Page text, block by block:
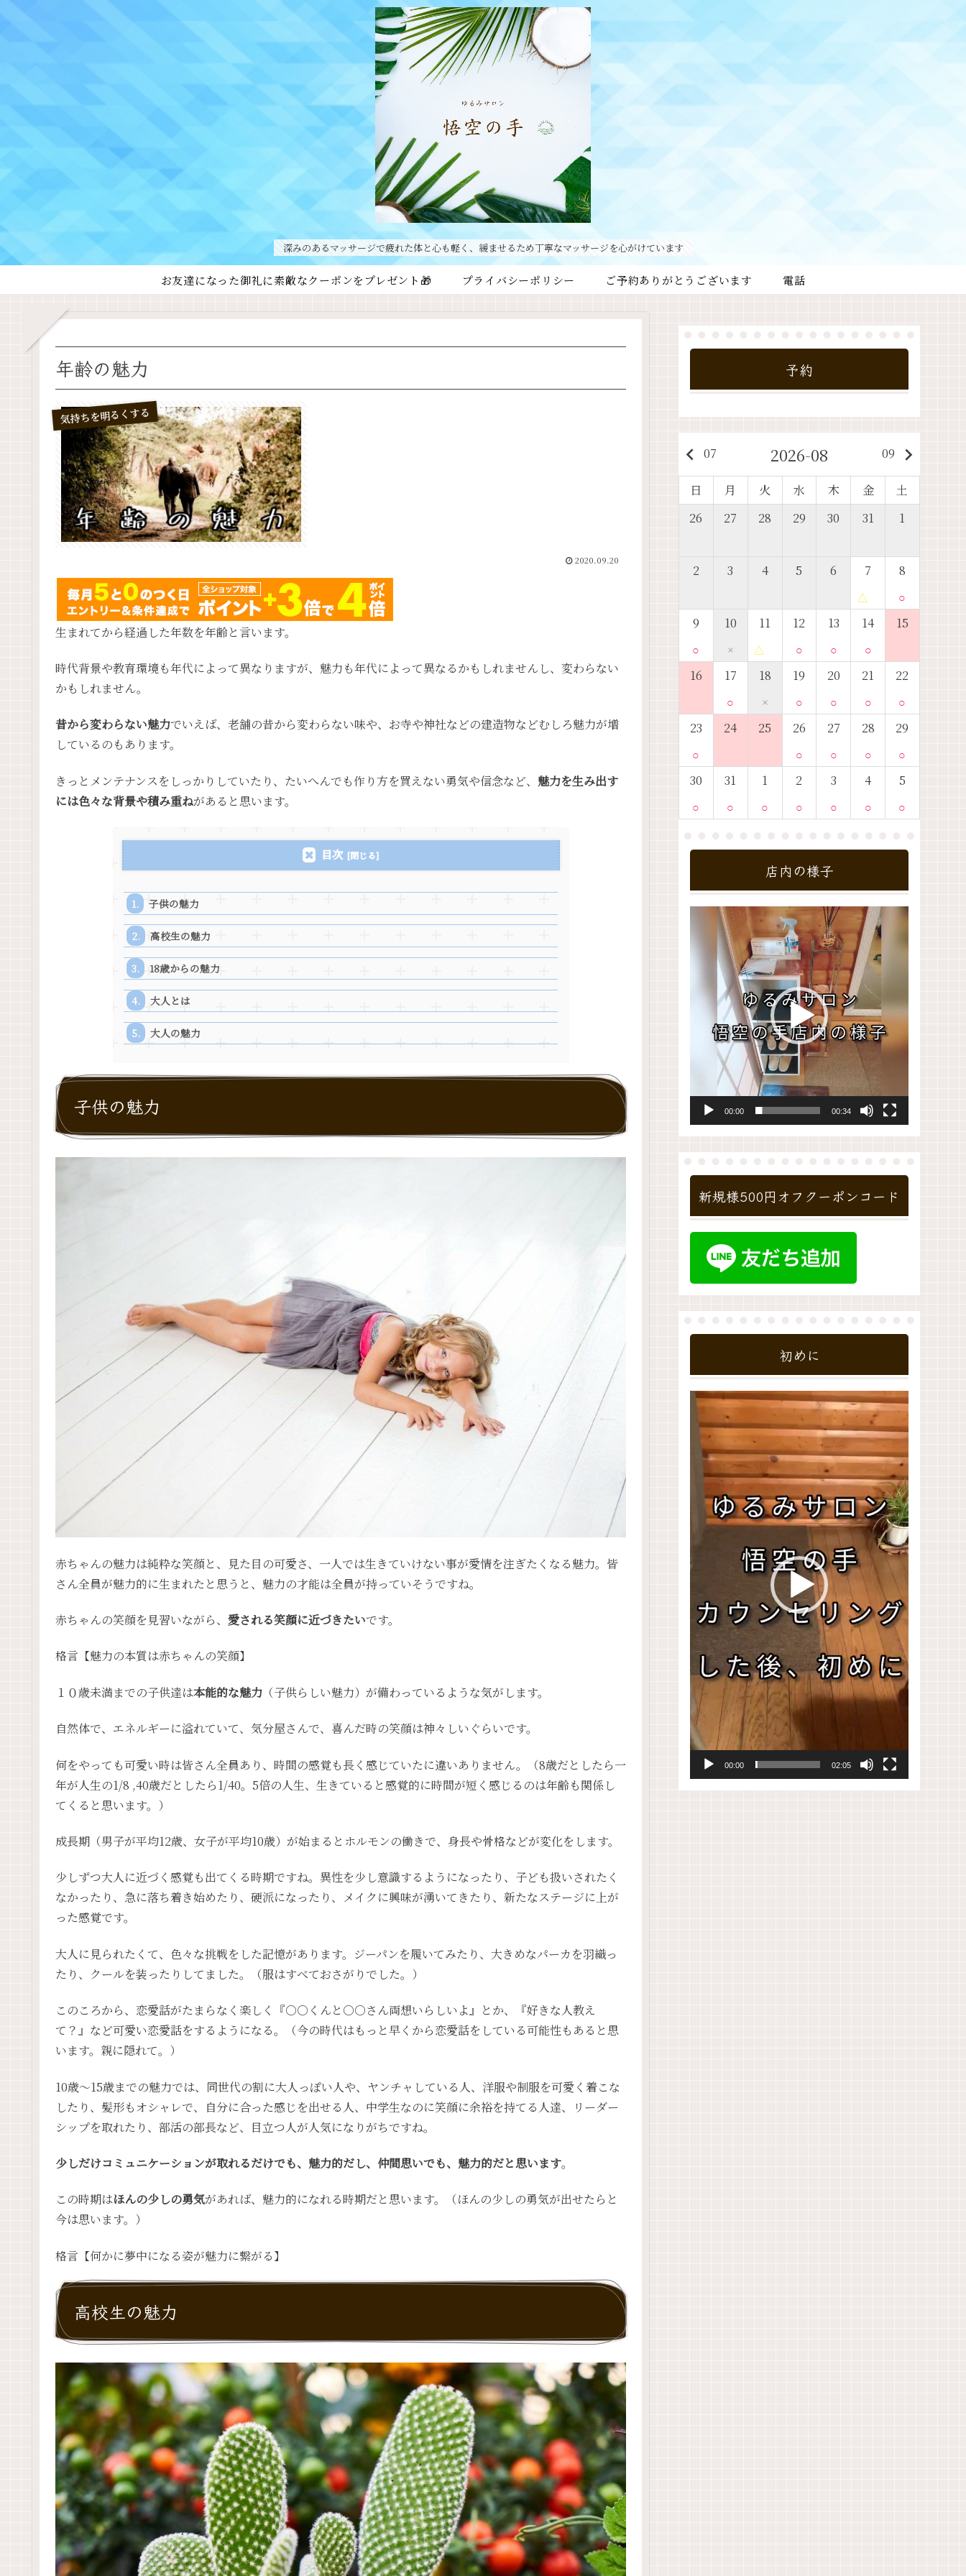
深みのあるマッサージで疲れた体と心も軽く、緩ませるため丁寧なマッサージを心がけています
お友達になった御礼に素敵なクーポンをプレゼント🎁 プライバシーポリシー ご予約ありがとうございます 電話
年齢の魅力
気持ちを明るくする
2020.09.20
生まれてから経過した年数を年齢と言います。
時代背景や教育環境も年代によって異なりますが、魅力も年代によって異なるかもしれませんし、変わらない
かもしれません。
昔から変わらない魅力でいえば、老舗の昔から変わらない味や、お寺や神社などの建造物などむしろ魅力が増
しているのもあります。
きっとメンテナンスをしっかりしていたり、たいへんでも作り方を買えない勇気や信念など、 魅力を生み出す
には色々な背景や積み重ねがあると思います。
目次
子供の魅力
高校生の魅力
18歳からの魅力
大人とは
大人の魅力
子供の魅力
赤ちゃんの魅力は純粋な笑顔と、見た目の可愛さ、一人では生きていけない事が愛情を注ぎたくなる魅力。皆
さん全員が魅力的に生まれたと思うと、魅力の才能は全員が持っていそうですね。
赤ちゃんの笑顔を見習いながら、 愛される笑顔に近づきたいです。
格言【魅力の本質は赤ちゃんの笑顔】
１０歳未満までの子供達は本能的な魅力 （子供らしい魅力）が備わっているような気がします。
自然体で、エネルギーに溢れていて、気分屋さんで、喜んだ時の笑顔は神々しいぐらいです。
何をやっても可愛い時は皆さん全員あり、時間の感覚も長く感じていたに違いありません。（8歳だとしたら一
年が人生の1/8 ,40歳だとしたら1/40。5倍の人生、生きていると感覚的に時間が短く感じるのは年齢も関係し
てくると思います。）
成長期（男子が平均12歳、女子が平均10歳）が始まるとホルモンの働きで、身長や骨格などが変化をします。
少しずつ大人に近づく感覚も出てくる時期ですね。異性を少し意識するようになったり、子ども扱いされたく
なかったり、急に落ち着き始めたり、硬派になったり、メイクに興味が湧いてきたり、新たなステージに上が
った感覚です。
大人に見られたくて、色々な挑戦をした記憶があります。ジーパンを履いてみたり、大きめなパーカを羽織っ
たり、クールを装ったりしてました。（服はすべておさがりでした。）
このころから、恋愛話がたまらなく楽しく『○○くんと○○さん両想いらしいよ』とか、『好きな人教え
て？』など可愛い恋愛話をするようになる。（今の時代はもっと早くから恋愛話をしている可能性もあると思
います。親に隠れて。）
10歳～15歳までの魅力では、同世代の割に大人っぽい人や、ヤンチャしている人、洋服や制服を可愛く着こな
したり、髪形もオシャレで、自分に合った感じを出せる人、中学生なのに笑顔に余裕を持てる人達、リーダー
シップを取れたり、部活の部長など、目立つ人が人気になりがちですね。
少しだけコミュニケーションが取れるだけでも、魅力的だし、仲間思いでも、魅力的だと思います。
この時期はほんの少しの勇気があれば、魅力的になれる時期だと思います。（ほんの少しの勇気が出せたらと
今は思います。）
格言【何かに夢中になる姿が魅力に繋がる】
高校生の魅力
予約
keyboard_arrow_left 07 2026-08 09 keyboard_arrow_right
日 月 火 水 木 金
土
26
27 28 29 30 31 1
2 3 4 5 6 7
△
8
○
9
○
10
×
11
△
12
○
13
○
14
○
15
16 17
○
18
×
19
○
20
○
21
○
22
○
23
○
24 25 26
○
27
○
28
○
29
○
30
○
31
○
1
○
2
○
3
○
4
○
5
○
店内の様子
00:00 00:34
新規様500円オフクーポンコード
初めに
動
画
00:00 02:05